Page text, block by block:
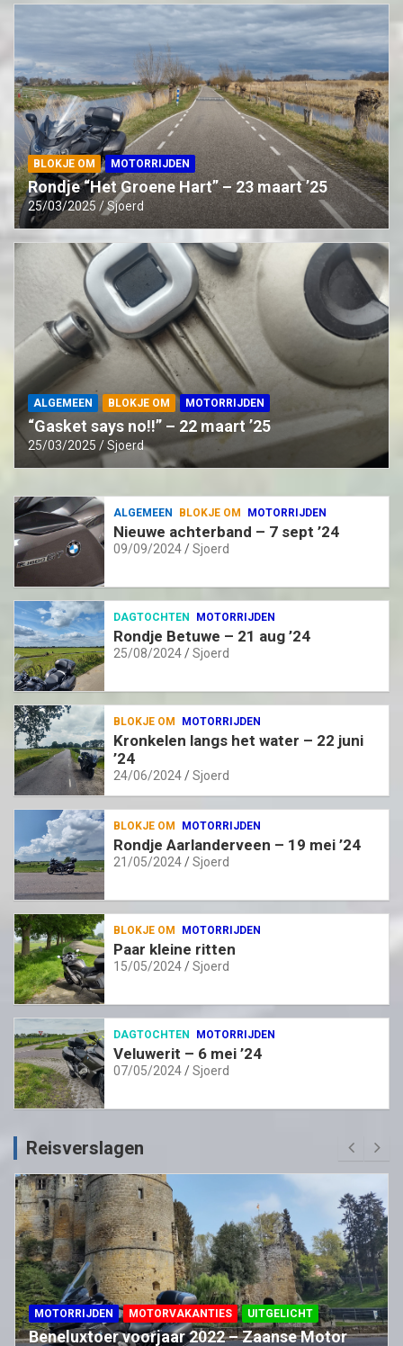
BLOKJE OM MOTORRIJDEN
Rondje “Het Groene Hart” – 23 maart ’25
25/03/2025 Sjoerd
ALGEMEEN BLOKJE OM MOTORRIJDEN
“Gasket says no!!” – 22 maart ’25
25/03/2025 Sjoerd
ALGEMEEN BLOKJE OM MOTORRIJDEN
Nieuwe achterband – 7 sept ’24
09/09/2024 Sjoerd
DAGTOCHTEN MOTORRIJDEN
Rondje Betuwe – 21 aug ’24
25/08/2024 Sjoerd
BLOKJE OM MOTORRIJDEN
Kronkelen langs het water – 22 juni
’24
24/06/2024 Sjoerd
BLOKJE OM MOTORRIJDEN
Rondje Aarlanderveen – 19 mei ’24
21/05/2024 Sjoerd
BLOKJE OM MOTORRIJDEN
Paar kleine ritten
15/05/2024 Sjoerd
DAGTOCHTEN MOTORRIJDEN
Veluwerit – 6 mei ’24
07/05/2024 Sjoerd
Reisverslagen
MOTORRIJDEN MOTORVAKANTIES UITGELICHT
Beneluxtoer voorjaar 2022 – Zaanse Motor